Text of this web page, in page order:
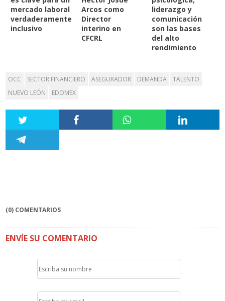
mercado laboral
verdaderamente
inclusivo
Arcos como
Director
interino en
CFCRL
liderazgo y
comunicación
son las bases
del alto
rendimiento
OCC SECTOR FINANCIERO ASEGURADOR DEMANDA
TALENTO
NUEVO LEÓN
EDOMEX
(0) COMENTARIOS
ENVÍE SU COMENTARIO